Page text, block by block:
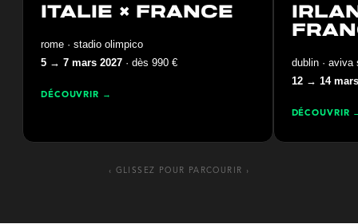
italie × france
rome · stadio olimpico
5 → 7 mars 2027 · dès 990 €
DÉCOUVRIR
dublin · aviva
12 → 14
DÉCOUVRIR
‹ GLISSEZ POUR PARCOURIR ›